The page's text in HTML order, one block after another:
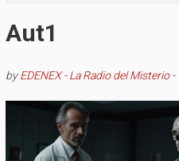
Aut1
byEDENEX - La Radio del Misterio-